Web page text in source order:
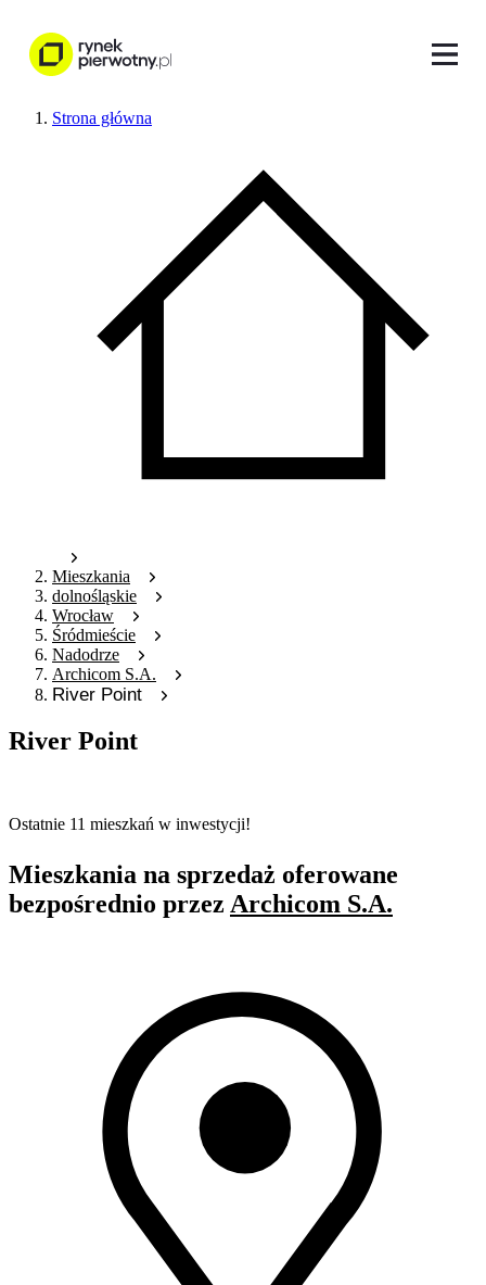
Strona główna
Mieszkania
dolnośląskie
Wrocław
Śródmieście
Nadodrze
Archicom S.A.
River Point
River Point
Ostatnie 11 mieszkań w inwestycji!
Mieszkania na sprzedaż oferowane
bezpośrednio przez Archicom S.A.